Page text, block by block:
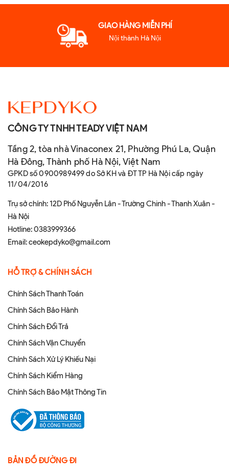
GIAO HÀNG MIỄN PHÍ
Nội thành Hà Nội
CÔNG TY TNHH TEADY VIỆT NAM
Tầng 2, tòa nhà Vinaconex 21, Phường Phú La, Quận
Hà Đông, Thành phố Hà Nội, Việt Nam
GPKD số 0900989499 do Sở KH và ĐT TP Hà Nội cấp ngày
11/04/2016
Trụ sở chính: 12D Phố Nguyễn Lân - Trường Chinh - Thanh Xuân -
Hà Nội
Hotline:0383999366
Email:ceokepdyko@gmail.com
HỖ TRỢ & CHÍNH SÁCH
Chính Sách Thanh Toán
Chính Sách Bảo Hành
Chính Sách Đổi Trả
Chính Sách Vận Chuyển
Chính Sách Xử Lý Khiếu Nại
Chính Sách Kiểm Hàng
Chính Sách Bảo Mật Thông Tin
BẢN ĐỒ ĐƯỜNG ĐI